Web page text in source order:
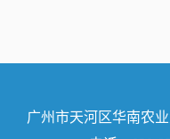
广州市天河区华南农